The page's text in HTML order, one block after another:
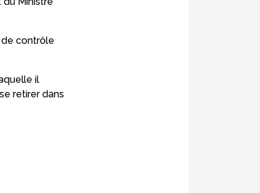
de contrôle
il
retirer dans